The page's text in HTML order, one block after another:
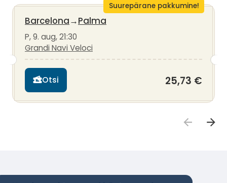
Suurepärane pakkumine!
Barcelona→Palma
P, 9. aug, 21:30
Grandi Navi Veloci
Otsi 25,73 €